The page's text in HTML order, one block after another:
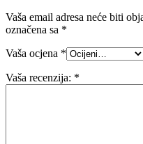
Vaša email adresa neće biti
označena sa *
Vaša ocjena *
Vaša recenzija: *